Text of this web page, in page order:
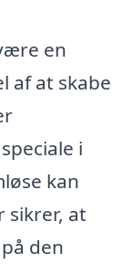
en
af at skabe
i
kan
sikrer, at
den